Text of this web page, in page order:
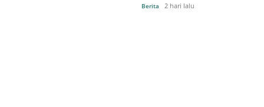
Berita 2 hari lalu